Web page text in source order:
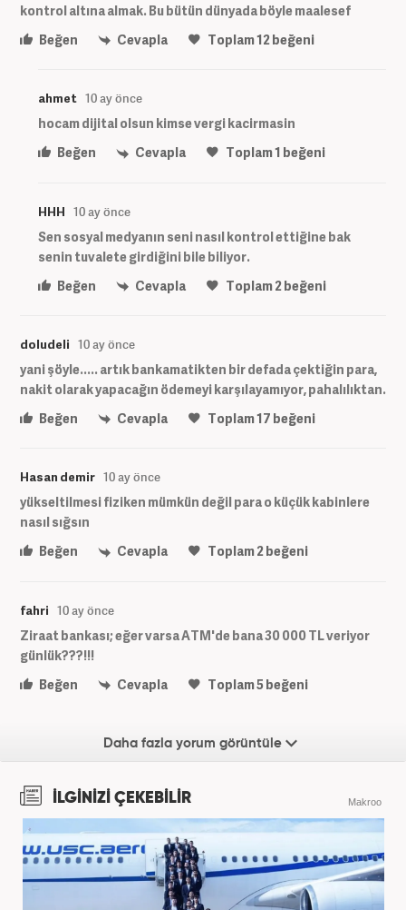
kontrol altına almak. Bu bütün dünyada böyle maalesef
Beğen
Cevapla Toplam12beğeni
ahmet 10 ay önce
hocam dijital olsun kimse vergi kacirmasin
Beğen
Cevapla Toplam1 beğeni
HHH 10 ay önce
Sen sosyal medyanın seni nasıl kontrol ettiğine bak
senin tuvalete girdiğini bile biliyor.
Beğen
Cevapla Toplam2 beğeni
doludeli 10 ay önce
yani şöyle..... artık bankamatikten bir defada çektiğin para,
nakit olarak yapacağın ödemeyi karşılayamıyor, pahalılıktan.
Beğen
Cevapla Toplam17 beğeni
Hasan demir 10 ay önce
yükseltilmesi fiziken mümkün değil para o küçük kabinlere
nasıl sığsın
Beğen
Cevapla Toplam2beğeni
fahri 10 ay önce
Ziraat bankası; eğer varsa ATM'de bana 30 000 TL veriyor
günlük???!!!
Beğen
Cevapla Toplam5beğeni
Daha fazla yorum görüntüle
İLGİNİZİ ÇEKEBİLİR Makroo